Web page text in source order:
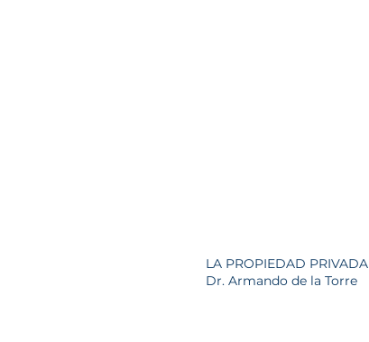
LA PROPIEDAD PRIVADA
Dr. Armando de la Torre